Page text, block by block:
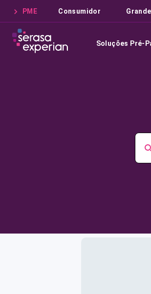
PME Consumidor
Soluções Pré-